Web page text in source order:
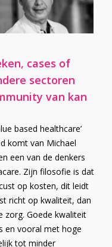
cases of
sectoren
van kan
based healthcare’
komt van Michael
een van de denkers
Zijn filosofie is dat
op kosten, dit leidt
richt op kwaliteit, dan
zorg. Goede kwaliteit
en vooral met hoge
tot minder